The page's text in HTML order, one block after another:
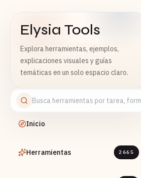
Elysia Tools
Explora herramientas, ejemplos,
explicaciones visuales y guías
temáticas en un solo espacio claro.
Inicio
Herramientas 2665